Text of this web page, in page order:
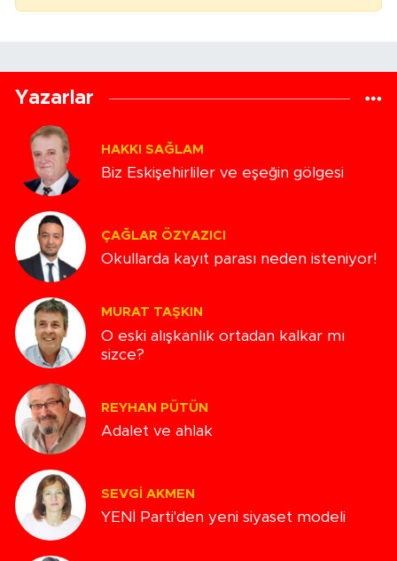
Yazarlar
HAKKI SAĞLAM
Biz Eskişehirliler ve eşeğin gölgesi
ÇAĞLAR ÖZYAZICI
Okullarda kayıt parası neden isteniyor!
MURAT TAŞKIN
O eski alışkanlık ortadan kalkar mı
sizce?
REYHAN PÜTÜN
Adalet ve ahlak
SEVGI AKMEN
YENİ Parti'den yeni siyaset modeli